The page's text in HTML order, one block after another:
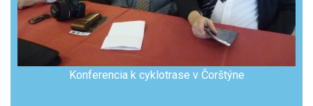
Konferencia k cyklotrase v Čorštýne